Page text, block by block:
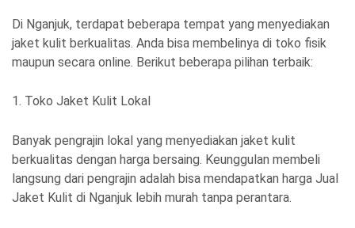
Di Nganjuk, terdapat beberapa tempat yang menyediakan
jaket kulit berkualitas. Anda bisa membelinya di toko fisik
maupun secara online. Berikut beberapa pilihan terbaik:
1. Toko Jaket Kulit Lokal
Banyak pengrajin lokal yang menyediakan jaket kulit
berkualitas dengan harga bersaing. Keunggulan membeli
langsung dari pengrajin adalah bisa mendapatkan harga Jual
Jaket Kulit di Nganjuk lebih murah tanpa perantara.